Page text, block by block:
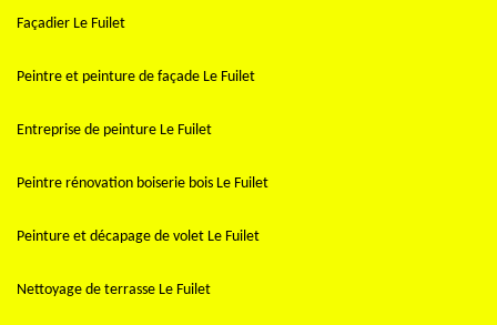
Façadier Le Fuilet
Peintre et peinture de façade Le Fuilet
Entreprise de peinture Le Fuilet
Peintre rénovation boiserie bois Le Fuilet
Peinture et décapage de volet Le Fuilet
Nettoyage de terrasse Le Fuilet